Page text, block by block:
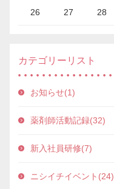
26 27 28
カテゴリーリスト
お知らせ(1)
薬剤師活動記録(32)
新入社員研修(7)
ニシイチイベント(24)